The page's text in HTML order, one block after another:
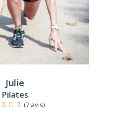
Julie
Pilates
(7 avis)